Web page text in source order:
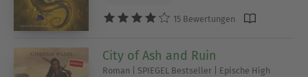
15 Bewertungen
City of Ash and Ruin
Roman | SPIEGEL Bestseller | Epische High